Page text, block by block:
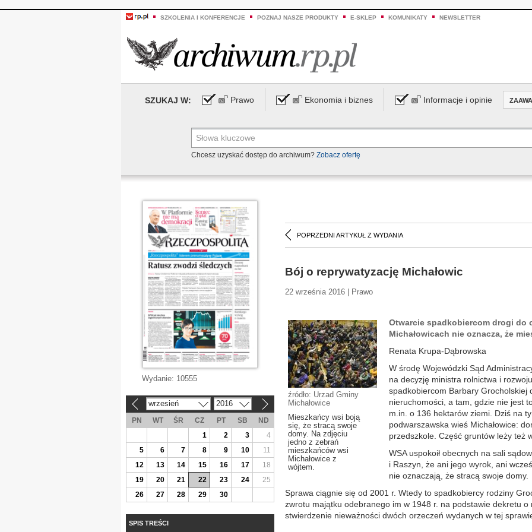
SZKOLENIA I KONFERENCJE POZNAJ NASZE PRODUKTY E-SKLEP KOMUNIKATY NEWSLETTER
SZUKAJ W: Prawo Ekonomia i biznes Informacje i opinie
Chcesz uzyskać dostęp do archiwum? Zobacz ofertę
POPRZEDNI ARTYKUŁ Z WYDANIA
Bój o reprywatyzację Michałowic
22 września 2016 | Prawo
źródło: Urzad Gminy
Michałowice
Mieszkańcy wsi boją
się, że stracą swoje
domy. Na zdjęciu
jedno z zebrań
mieszkańców wsi
Michałowice z
wójtem.
Otwarcie spadkobiercom drogi do
Michałowicach nie oznacza, że
Renata Krupa-Dąbrowska
W środę Wojewódzki Sąd
na decyzję ministra rolnictwa i
spadkobiercom Barbary Grocholskiej
nieruchomości, a tam, gdzie nie jest
m.in. o 136 hektarów ziemi. Dziś na
podwarszawska wieś Michałowice:
przedszkole. Część gruntów leży też
WSA uspokoił obecnych na sali
i Raszyn, że ani jego wyrok, ani
nie oznaczają, że stracą swoje domy.
Sprawa ciągnie się od 2001 r. Wtedy to spadkobiercy rodziny
zwrotu majątku odebranego im w 1948 r. na podstawie dekretu o
stwierdzenie nieważności dwóch orzeczeń wydanych w tej
Wydanie: 10555
wrzesień 2016
PN WT ŚR CZ PT SB
ND
1
2 3
4
5
6 7 8 9 10
11
12
13 14 15 16 17
18
19
20 21 22 23 24
25
26
27 28 29 30
SPIS TREŚCI